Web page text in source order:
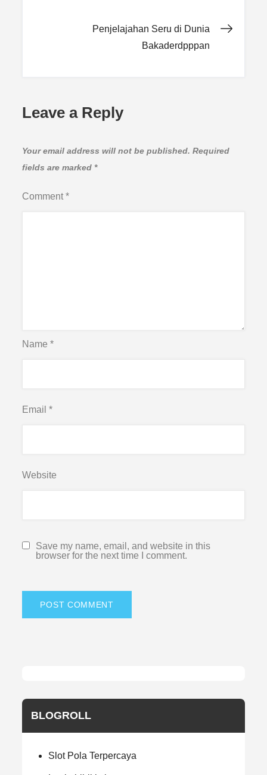
Penjelajahan Seru di Dunia
Bakaderdpppan
Leave a Reply
Your email address will not be published. Required
fields are marked *
Comment*
Name*
Email*
Website
Save my name, email, and website in this
browser for the next time I comment.
BLOGROLL
Slot Pola Terpercaya